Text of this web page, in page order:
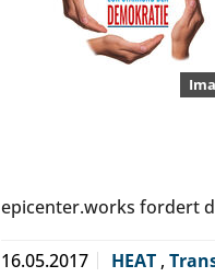
epicenter.works fordert
16.05.2017 HEAT ,